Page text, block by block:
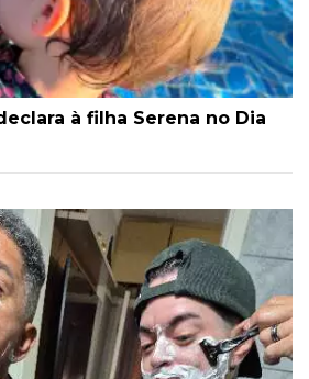
à filha Serena no Dia